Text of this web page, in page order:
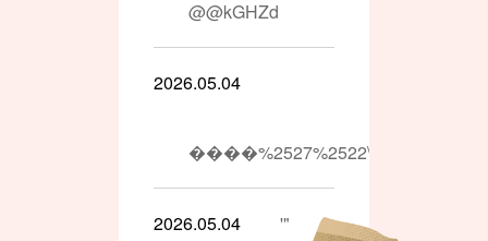
@@kGHZd
2026.05.04
����%2527%2522\'\"
2026.05.04 '"